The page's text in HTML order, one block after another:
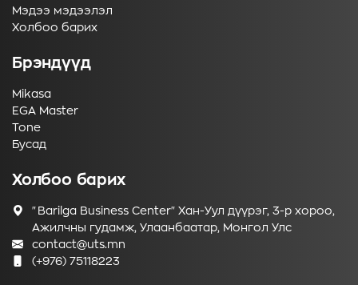
Мэдээ мэдээлэл
Холбоо барих
Брэндүүд
Mikasa
EGA Master
Tone
Бусад
Холбоо барих
"Barilga Business Center" Хан-Уул дүүрэг, 3-р хороо,
Ажилчны гудамж, Улаанбаатар, Монгол Улс
contact@uts.mn
(+976) 75118223